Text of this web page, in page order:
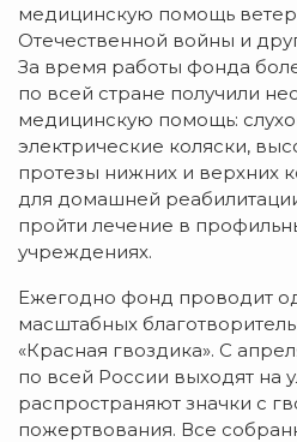
медицинскую помощь
Отечественной войны и
За время работы фонда
по всей стране получили
медицинскую помощь:
электрические коляски,
протезы нижних и верхних
для домашней
пройти лечение в
учреждениях.
Ежегодно фонд проводит
масштабных
«Красная гвоздика». С
по всей России выходят на
распространяют значки с
пожертвования. Все